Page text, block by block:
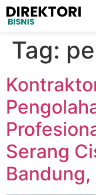
Tag:
Serang
Bandung,